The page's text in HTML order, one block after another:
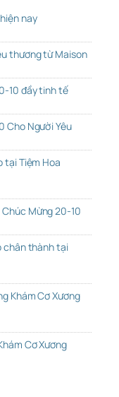
nay
thương từ Maison
10 đầy tinh tế
Cho Người Yêu
tại Tiệm Hoa
Mừng 20-10
chân thành tại
Khám Cơ Xương
Cơ Xương